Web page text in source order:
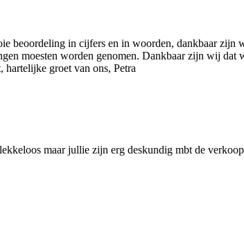
beoordeling in cijfers en in woorden, dankbaar zijn
moesten worden genomen. Dankbaar zijn wij
hartelijke groet van ons, Petra
maar jullie zijn erg deskundig mbt de